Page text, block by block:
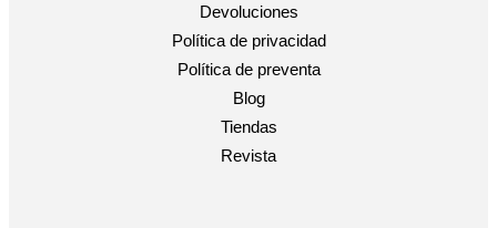
Devoluciones
Política de privacidad
Política de preventa
Blog
Tiendas
Revista